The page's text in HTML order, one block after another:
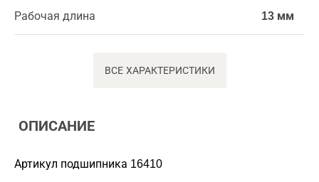
Рабочая длина 13 мм
ВСЕ ХАРАКТЕРИСТИКИ
ОПИСАНИЕ
Артикул подшипника 16410